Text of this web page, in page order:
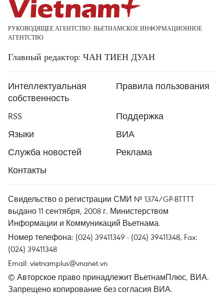
РУКОВОДЯЩЕЕ АГЕНТСТВО: ВЬЕТНАМСКОЕ ИНФОРМАЦИОННОЕ
АГЕНТСТВО
Главный редактор: ЧАН ТИЕН ДУАН
Интеллектуальная
собственность
Правила пользования
RSS
Поддержка
Языки
ВИА
Служба новостей
Реклама
Контакты
Свидельство о регистрации СМИ № 1374/GP-BTTTT
выдано 11 сентября, 2008 г. Министерством
Информации и Коммуникаций Вьетнама.
Номер телефона: (024) 39411349 - (024) 39411348, Fax:
(024) 39411348
Email: vietnamplus@vnanet.vn
© Авторское право принадлежит ВьетнамПлюс, ВИА.
Запрещено копирование без согласия ВИА.